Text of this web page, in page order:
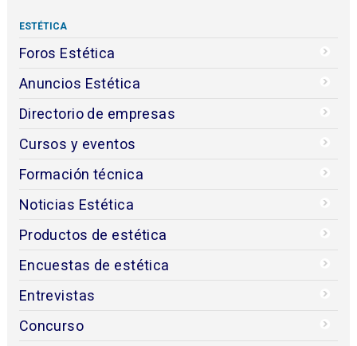
ESTÉTICA
Foros Estética
Anuncios Estética
Directorio de empresas
Cursos y eventos
Formación técnica
Noticias Estética
Productos de estética
Encuestas de estética
Entrevistas
Concurso